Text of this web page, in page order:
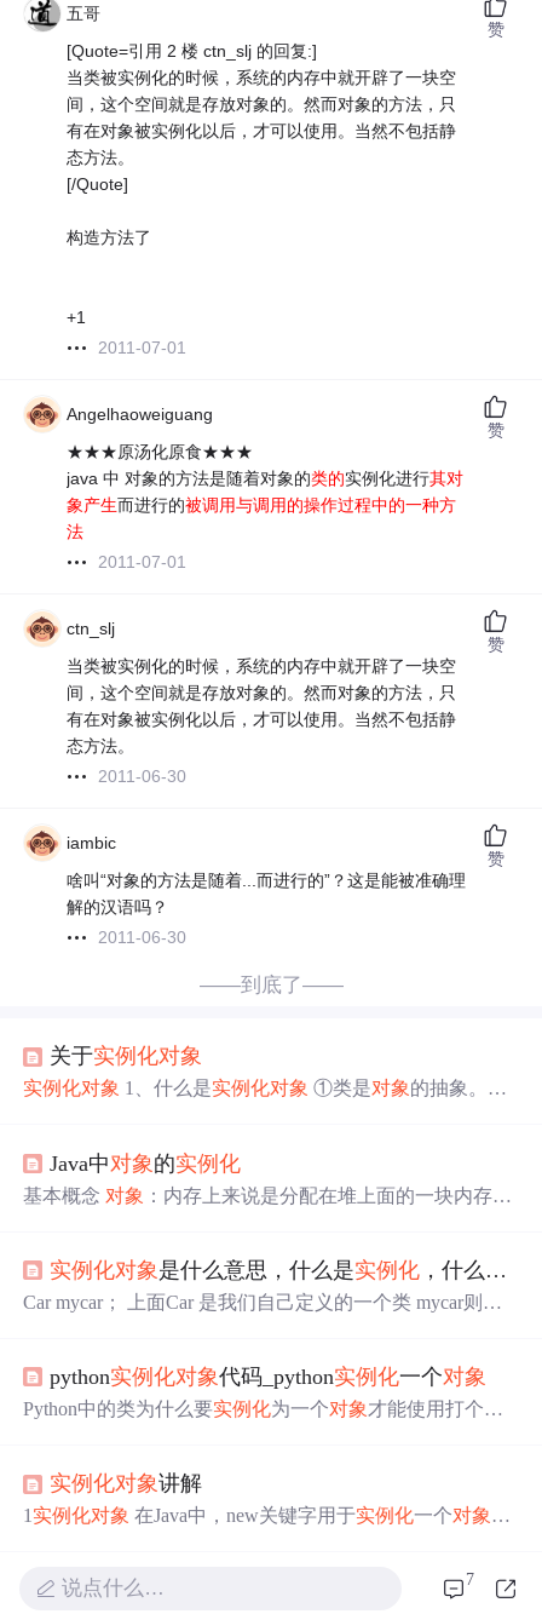
五哥
[Quote=引用 2 楼 ctn_slj 的回复:]
当类被实例化的时候，系统的内存中就开辟了一块空
间，这个空间就是存放对象的。然而对象的方法，只
有在对象被实例化以后，才可以使用。当然不包括静
态方法。
[/Quote]
构造方法了
+1
2011-07-01
赞
Angelhaoweiguang
★★★原汤化原食★★★
java 中 对象的方法是随着对象的类的实例化进行其对
象产生而进行的被调用与调用的操作过程中的一种方
法
2011-07-01
赞
ctn_slj
当类被实例化的时候，系统的内存中就开辟了一块空
间，这个空间就是存放对象的。然而对象的方法，只
有在对象被实例化以后，才可以使用。当然不包括静
态方法。
2011-06-30
赞
iambic
啥叫“对象的方法是随着...而进行的”？这是能被准确理
解的汉语吗？
2011-06-30
赞
——到底了——
关于实例化对象
实例化对象 1、什么是实例化对象 ①类是对象的抽象。
对
实例化对象）来使用类的功能 2、
①使用new操作符为对象的各个实例变量分配内存并赋初
——分配给对象 的内存，称为 对象的实体，保存在堆内存
中 ——返回给 对象
变量的是这些实例变量内存位置的首地
址值 3、
实例化对象 例子 class Te
Java中对象 的实例化
基本概念 对象 ：内存上来说是分配在堆上面的一块内存区
函数：与类名同名的函数,用来实例化对象并初始化成员变
量。 类的结构： 静态块：当对应的class文件被首次加载到
方法区中，存储了每个类的信息（包括类的名称、方法信
息、字段信息）、静态变量、常量以及编译器编译后的代
码等。【包.
实例化对象 是什么意思，什么是实例化 ，什么是
Car mycar； 上面Car 是我们自己定义的一个类 mycar则先
那么怎么完成实例化呢。我们创建一个对象需要对它初始
化数据。能够有这一作用的是什么呢？——构造函数。所
python实例化对象代码_python实例化一个对象
Python中的类为什么要实例化为一个对象才能使用打个比
说的话): print(要说的话) .. 小明=人类(男,3岁,小明) 小明.说
话('欢迎来到CSS布局HTML。有关python实例化一个对象
实例化对象讲解
1 实例化对象 在Java中，new关键字用于实例化一个对象 。
用，那么这个对象
说点什么… 7